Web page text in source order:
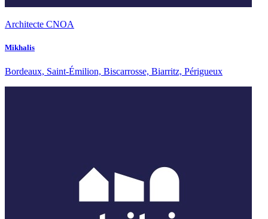
Architecte CNOA
Mikhalis
Bordeaux, Saint-Émilion, Biscarrosse, Biarritz, Périgueux